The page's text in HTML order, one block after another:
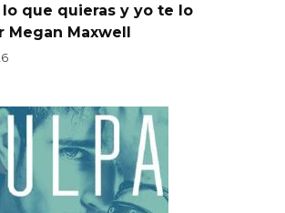
que quieras y yo te lo
Megan Maxwell